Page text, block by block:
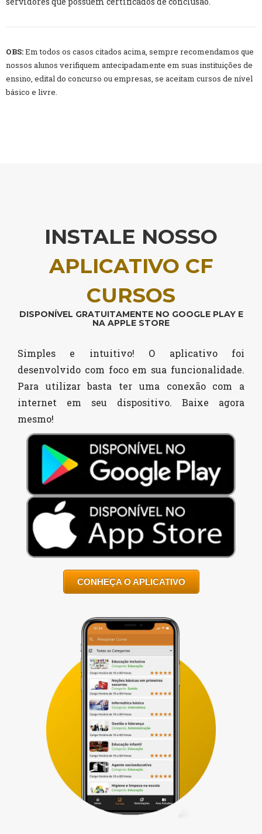
OBS:Em todos os casos citados acima, sempre recomendamos que
nossos alunos verifiquem antecipadamente em suas instituições de
ensino, edital do concurso ou empresas, se aceitam cursos de nível
básico e livre.
INSTALE NOSSO
APLICATIVO CF
CURSOS
DISPONÍVEL GRATUITAMENTE NO GOOGLE PLAY E
NA APPLE STORE
Simples e intuitivo! O aplicativo foi
desenvolvido com foco em sua funcionalidade.
Para utilizar basta ter uma conexão com a
internet em seu dispositivo. Baixe agora
mesmo!
CONHEÇA O APLICATIVO